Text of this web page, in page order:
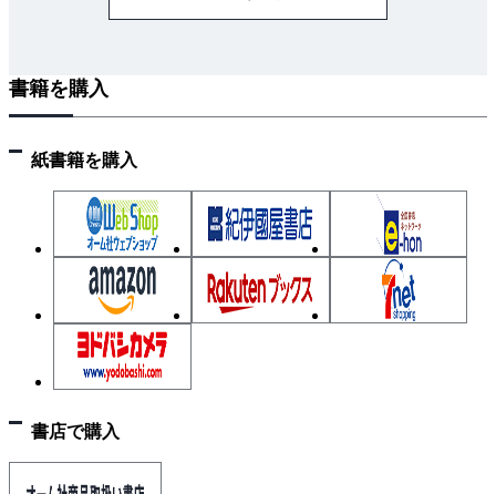
書籍を購入
紙書籍を購入
書店で購入